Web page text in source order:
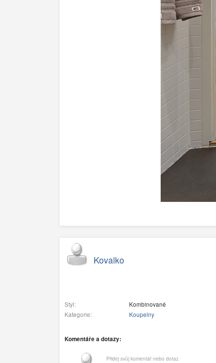
Kovalko
Styl:
Kombinované
Kategorie:
Koupelny
Komentáře a dotazy:
Přidej svůj komentář nebo dotaz